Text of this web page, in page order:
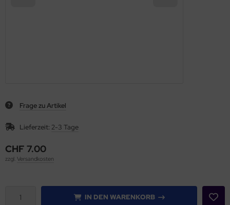
Frage zu Artikel
Lieferzeit: 2-3 Tage
CHF 7.00
zzgl. Versandkosten
IN DEN WARENKORB